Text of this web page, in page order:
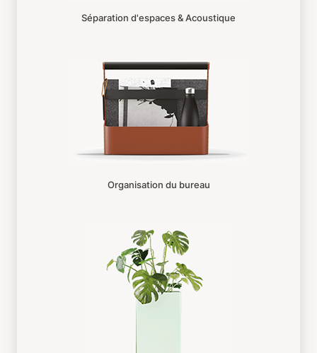
Séparation d'espaces & Acoustique
Organisation du bureau